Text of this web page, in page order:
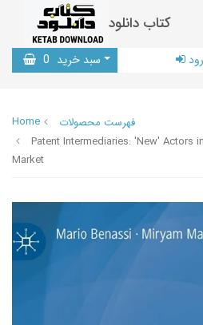
کتاب دانلود
سبد خرید 0
Home
فهرست محصولات
Patent Intermediaries: 'New' Actors
Market